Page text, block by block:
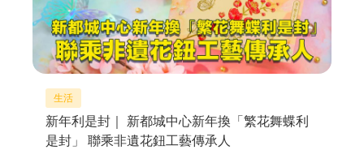
生活
新年利是封｜ 新都城中心新年換「繁花舞蝶利
是封」 聯乘非遺花鈕工藝傳承人